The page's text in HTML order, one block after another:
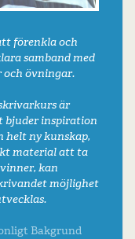
förenkla och
samband med
och övningar.
är
bjuder inspiration
helt ny kunskap,
material att ta
kan
möjlighet
Bakgrund